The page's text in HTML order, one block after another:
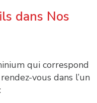
dans Nos
qui correspond
vous dans l’un